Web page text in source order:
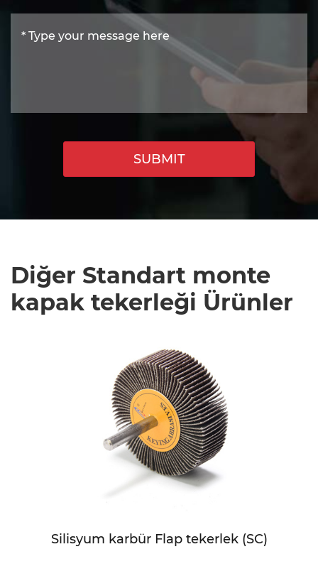
SUBMIT
Diğer Standart monte
kapak tekerleği Ürünler
Silisyum karbür Flap tekerlek (SC)